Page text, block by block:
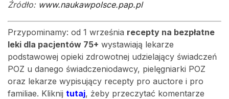
Źródło: www.naukawpolsce.pap.pl
Przypominamy: od 1 września recepty na bezpłatne
leki dla pacjentów 75+ wystawiają lekarze
podstawowej opieki zdrowotnej udzielający świadczeń
POZ u danego świadczeniodawcy, pielęgniarki POZ
oraz lekarze wypisujący recepty pro auctore i pro
familiae. Kliknij tutaj, żeby przeczytać komentarze